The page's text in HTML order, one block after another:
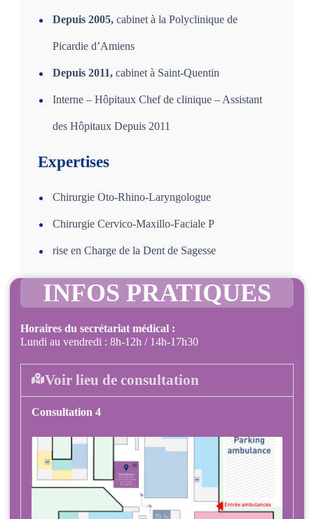
Depuis 2005, cabinet à la Polyclinique de
Picardie d’Amiens
Depuis 2011, cabinet à Saint-Quentin
Interne – Hôpitaux Chef de clinique – Assistant
des Hôpitaux Depuis 2011
Expertises
Chirurgie Oto-Rhino-Laryngologue
Chirurgie Cervico-Maxillo-Faciale P
rise en Charge de la Dent de Sagesse
INFOS PRATIQUES
Horaires du secrétariat médical :
Lundi au vendredi : 8h-12h / 14h-17h30
Voir lieu de consultation
Consultation 4